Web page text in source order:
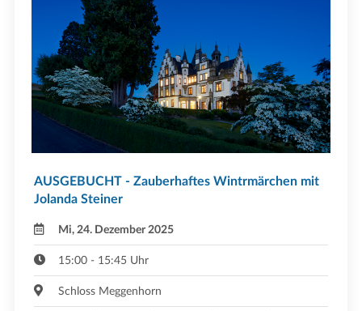
AUSGEBUCHT - Zauberhaftes Wintrmärchen mit
Jolanda Steiner
Mi, 24. Dezember 2025
15:00 - 15:45 Uhr
Schloss Meggenhorn